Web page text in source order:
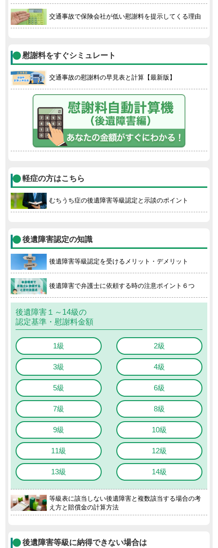
交通事故で保険会社が低い慰謝料を提示してくる理由
慰謝料をすぐシミュレート
交通事故の慰謝料の早見表と計算【最新版】
軽症の方はこちら
むちうち症の後遺障害等級認定と示談のポイント
後遺障害認定の知識
後遺障害等級認定を受けるメリット・デメリット
後遺障害で弁護士に依頼する時の注意ポイント６つ
後遺障害１～14級の
認定基準・慰謝料金額
1級 2級
3級 4級
5級 6級
7級 8級
9級 10級
11級 12級
13級 14級
等級表に該当しない後遺障害と複数該当する場合の考
え方と賠償金の計算方法
後遺障害等級に納得できない場合は